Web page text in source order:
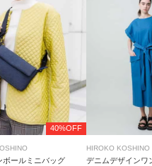
40%OFF
ボールミニバッグ
HIROKO KOSHINO
デニムデザインワ